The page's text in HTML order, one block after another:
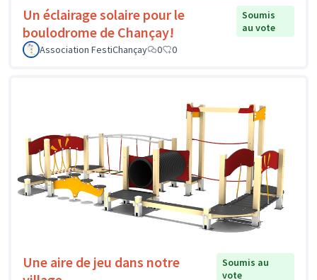
Un éclairage solaire pour le
boulodrome de Chançay!
Soumis
au vote
Association FestiChançay
0 0
Une aire de jeu dans notre
Soumis au
vote